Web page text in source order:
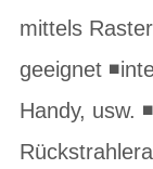
mittels
geeignet
Handy, usw.